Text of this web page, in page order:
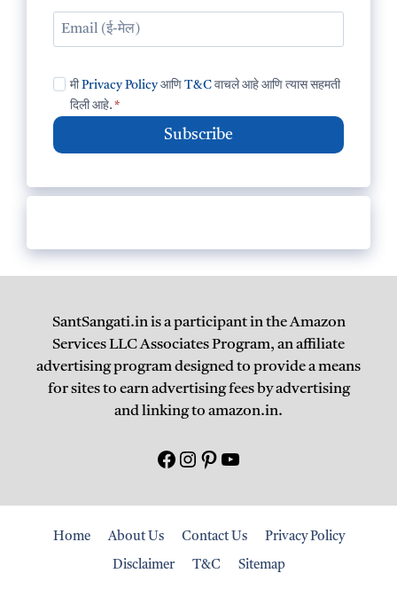
मीPrivacy PolicyआणिT&C वाचले आहे आणि त्यास सहमती
दिली आहे. *
Subscribe
SantSangati.in is a participant in the Amazon
Services LLC Associates Program, an affiliate
advertising program designed to provide a means
for sites to earn advertising fees by advertising
and linking to amazon.in.
Facebook
Instagram
Pinterest
युटयूब
Home About Us Contact Us Privacy Policy
Disclaimer T&C Sitemap